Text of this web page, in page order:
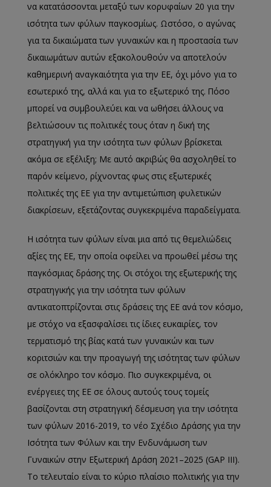
να κατατάσσονται μεταξύ των κορυφαίων 20 για την
ισότητα των φύλων παγκοσμίως. Ωστόσο, ο αγώνας
για τα δικαιώµατα των γυναικών και η προστασία των
δικαιωµάτων αυτών εξακολουθούν να αποτελούν
καθημερινή αναγκαιότητα για την ΕΕ, όχι μόνο για το
εσωτερικό της, αλλά και για το εξωτερικό της. Πόσο
μπορεί να συμβουλεύει και να ωθήσει άλλους να
βελτιώσουν τις πολιτικές τους όταν η δική της
στρατηγική για την ισότητα των φύλων βρίσκεται
ακόμα σε εξέλιξη; Με αυτό ακριβώς θα ασχοληθεί το
παρόν κείμενο, ρίχνοντας φως στις εξωτερικές
πολιτικές της ΕΕ για την αντιμετώπιση φυλετικών
διακρίσεων, εξετάζοντας συγκεκριμένα παραδείγματα.
Η ισότητα των φύλων είναι μια από τις θεμελιώδεις
αξίες της ΕΕ, την οποία οφείλει να προωθεί μέσω της
παγκόσμιας δράσης της. Οι στόχοι της εξωτερικής της
στρατηγικής για την ισότητα των φύλων
αντικατοπτρίζονται στις δράσεις της ΕΕ ανά τον κόσμο,
με στόχο να εξασφαλίσει τις ίδιες ευκαιρίες, τον
τερµατισµό της βίας κατά των γυναικών και των
κοριτσιών και την προαγωγή της ισότητας των φύλων
σε ολόκληρο τον κόσµο. Πιο συγκεκριμένα, οι
ενέργειες της ΕΕ σε όλους αυτούς τους τοµείς
βασίζονται στη στρατηγική δέσµευση για την ισότητα
των φύλων 2016-2019, το νέο Σχέδιο Δράσης για την
Ισότητα των Φύλων και την Ενδυνάμωση των
Γυναικών στην Εξωτερική Δράση 2021–2025 (GAP III).
Το τελευταίο είναι το κύριο πλαίσιο πολιτικής για την